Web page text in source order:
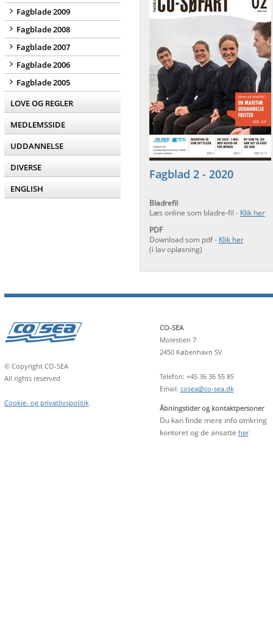
Fagblade 2009
Fagblade 2008
Fagblade 2007
Fagblade 2006
Fagblade 2005
LOVE OG REGLER
MEDLEMSSIDE
UDDANNELSE
DIVERSE
ENGLISH
Fagblad 2 - 2020
Bladrefil
Læs online som bladre-fil - Klik her
PDF
Download som pdf - Klik her
(i lav opløsning)
© Copyright CO-SEA
All rights reserved
Cookie- og privatlivspolitik
CO-SEA
Molestien 7
2450 København SV
Telefon: +45 36 36 55 85
Email: cosea@co-sea.dk
Åbningstider og kontaktpersoner
Du kan finde mere info omkring
kontoret og de ansatte her